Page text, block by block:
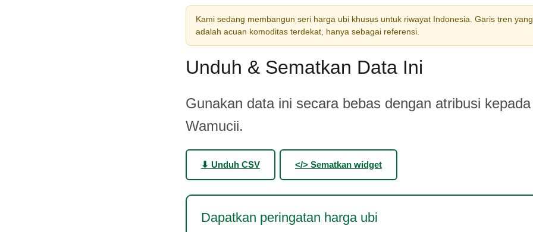
Kami sedang membangun seri harga ubi khusus untuk riwayat Indonesia. Garis tren
adalah acuan komoditas terdekat, hanya sebagai referensi.
Unduh & Sematkan Data Ini
Gunakan data ini secara bebas dengan atribusi
Wamucii.
⬇ Unduh CSV </> Sematkan widget
Dapatkan peringatan harga ubi